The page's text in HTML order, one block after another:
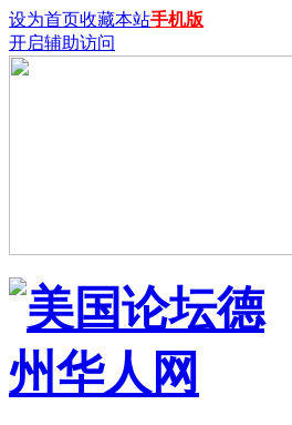
设为首页收藏本站手机版
开启辅助访问